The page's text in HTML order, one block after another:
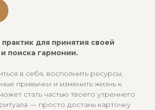
для принятия своей
поиска гармонии.
в себя, восполнить ресурсы,
привычки и изменить жизнь к
стать частью твоего утреннего
— просто достань карточку
рассылку,
полезными
Также будем
и акции:
себя
пар